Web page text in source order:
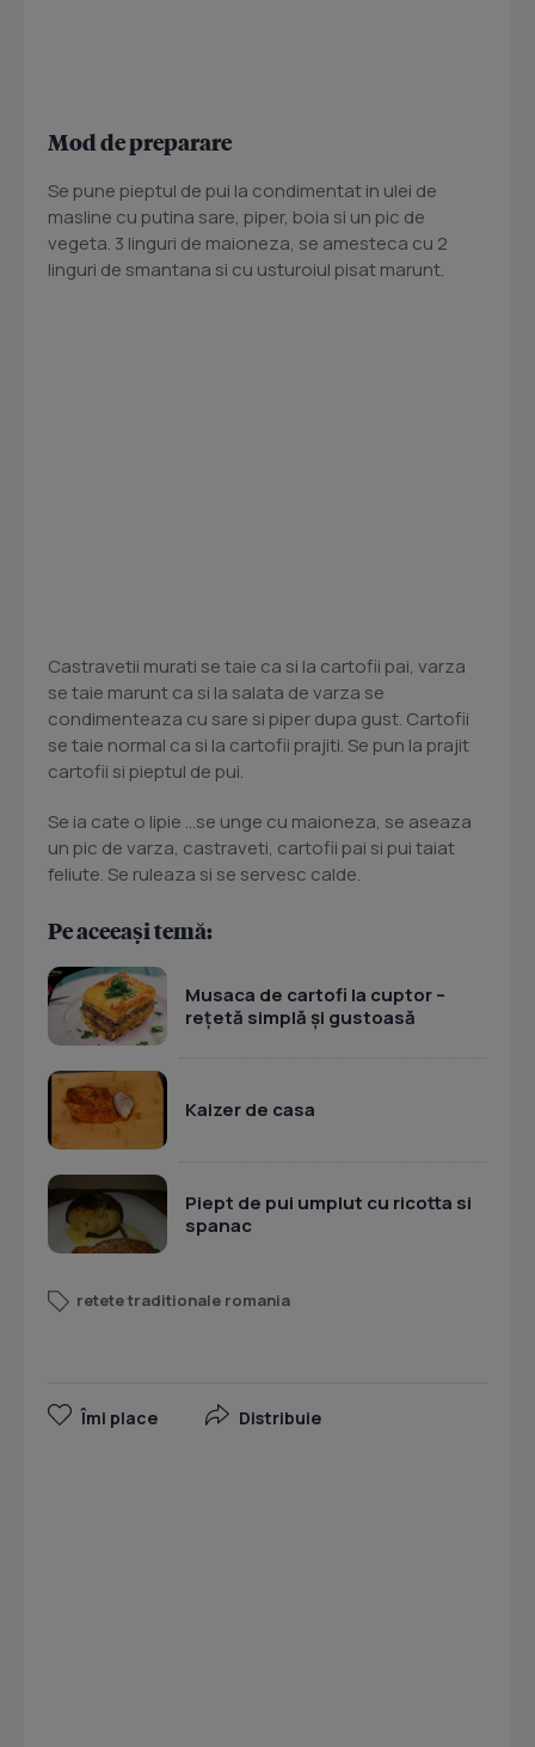
Mod de preparare
Se pune pieptul de pui la condimentat in ulei de
masline cu putina sare, piper, boia si un pic de
vegeta. 3 linguri de maioneza, se amesteca cu 2
linguri de smantana si cu usturoiul pisat marunt.
Castravetii murati se taie ca si la cartofii pai, varza
se taie marunt ca si la salata de varza se
condimenteaza cu sare si piper dupa gust. Cartofii
se taie normal ca si la cartofii prajiti. Se pun la prajit
cartofii si pieptul de pui.
Se ia cate o lipie ...se unge cu maioneza, se aseaza
un pic de varza, castraveti, cartofii pai si pui taiat
feliute. Se ruleaza si se servesc calde.
Pe aceeași temă:
Musaca de cartofi la cuptor –
rețetă simplă și gustoasă
Kaizer de casa
Piept de pui umplut cu ricotta si
spanac
retete traditionale romania
Îmi place Distribuie